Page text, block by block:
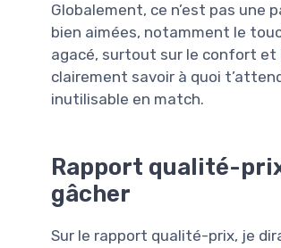
Globalement, ce n’est pas une
bien aimées, notamment le
agacé, surtout sur le confort et
clairement savoir à quoi
inutilisable en match.
Rapport qualité-
gâcher
Sur le rapport qualité-prix, je